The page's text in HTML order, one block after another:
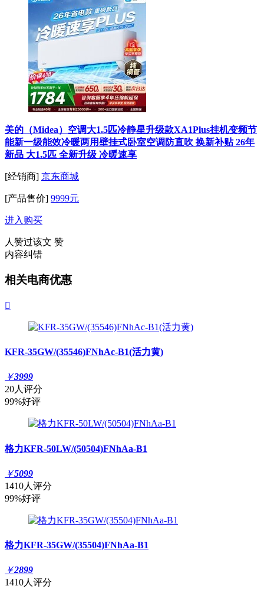
美的（Midea）空调大1.5匹冷静星升级款XA1Plus挂机变频节
能新一级能效冷暖两用壁挂式卧室空调防直吹 换新补贴 26年
新品 大1.5匹 全新升级 冷暖速享
[经销商] 京东商城
[产品售价] 9999元
进入购买
人赞过该文 赞
内容纠错
相关电商优惠

KFR-35GW/(35546)FNhAc-B1(活力黄)
￥3999
20人评分
99%好评
格力KFR-50LW/(50504)FNhAa-B1
￥5099
1410人评分
99%好评
格力KFR-35GW/(35504)FNhAa-B1
￥2899
1410人评分